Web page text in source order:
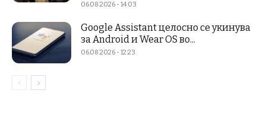
06.08.2026 - 14:03
Google Assistant целосно се укинува
за Android и Wear OS во...
06.08.2026 - 12:23